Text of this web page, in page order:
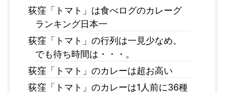
荻窪「トマト」は食べログのカレーグ
ランキング日本一
荻窪「トマト」の行列は一見少なめ。
でも待ち時間は・・・。
荻窪「トマト」のカレーは超お高い
荻窪「トマト」のカレーは1人前に36種